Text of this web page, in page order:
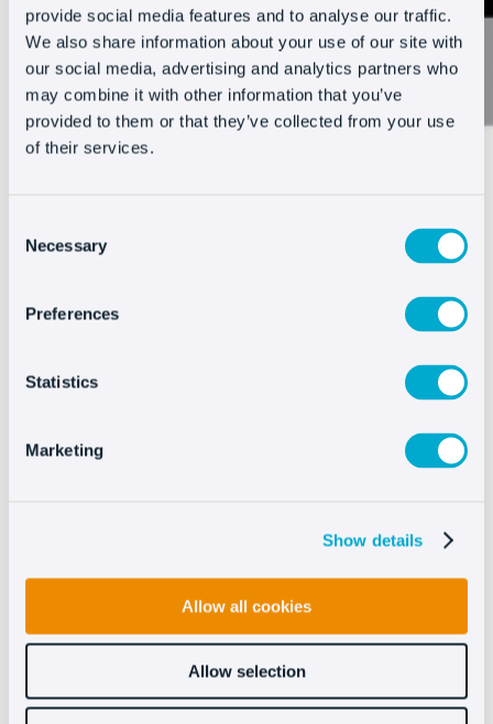
provide social media features and to analyse our traffic.
We also share information about your use of our site with
our social media, advertising and analytics partners who
may combine it with other information that you’ve
provided to them or that they’ve collected from your use
of their services.
Selection
Necessary
Preferences
Statistics
Marketing
Show details
Allow all cookies
Allow selection
supporto ultra-
comprendi i pattern di vendita